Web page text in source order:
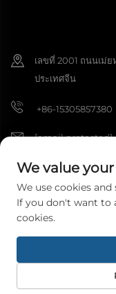
เลขที่ 2001 ถนนเม่ย
ประเทศจีน
+86-15305857380
[email protected]
ลิขสิทธิ์ © 2026 บริษัทหาง
น
We value
We use cookies
If you don't want to
cookies.